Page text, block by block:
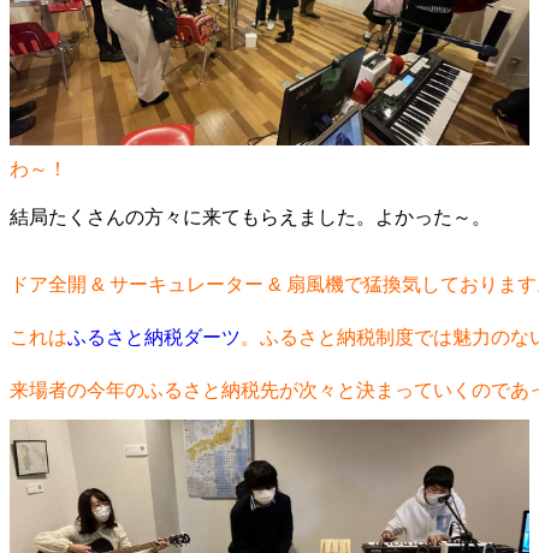
わ～！
結局たくさんの方々に来てもらえました。よかった～。
ドア全開 & サーキュレーター & 扇風機で猛換気しておりま
これはふるさと納税ダーツ。ふるさと納税制度では魅力の
来場者の今年のふるさと納税先が次々と決まっていくのであ